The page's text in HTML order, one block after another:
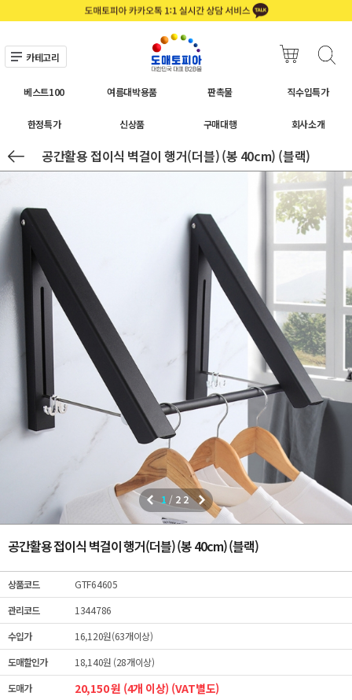
카테고리
베스트100 여름대박용품 판촉물 직수입특가
한정특가 신상품 구매대행 회사소개
공간활용 접이식 벽걸이 행거(더블) (봉 40cm) (블랙)
1 / 22
공간활용 접이식 벽걸이 행거(더블) (봉 40cm) (블랙)
상품코드
GTF64605
관리코드
1344786
수입가
16,120원(63개이상)
도매할인가
18,140원 (28개이상)
도매가
20,150 원 (4개 이상) (VAT별도)